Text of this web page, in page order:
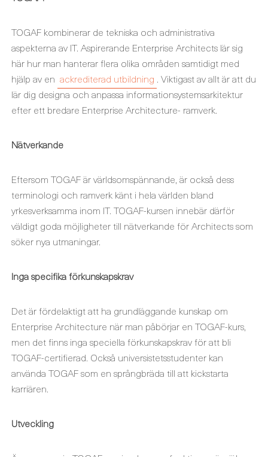
TOGAF kombinerar de tekniska och administrativa
aspekterna av IT. Aspirerande Enterprise Architects lär sig
här hur man hanterar flera olika områden samtidigt med
hjälp av en ackrediterad utbildning . Viktigast av allt är att du
lär dig designa och anpassa informationsystemsarkitektur
efter ett bredare Enterprise Architecture- ramverk.
Nätverkande
Eftersom TOGAF är världsomspännande, är också dess
terminologi och ramverk känt i hela världen bland
yrkesverksamma inom IT. TOGAF-kursen innebär därför
väldigt goda möjligheter till nätverkande för Architects som
söker nya utmaningar.
Inga specifika förkunskapskrav
Det är fördelaktigt att ha grundläggande kunskap om
Enterprise Architecture när man påbörjar en TOGAF-kurs,
men det finns inga speciella förkunskapskrav för att bli
TOGAF-certifierad. Också universistetsstudenter kan
använda TOGAF som en språngbräda till att kickstarta
karriären.
Utveckling